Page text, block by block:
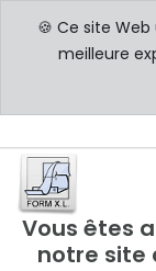
Vous êtes
notre site
🍪 Ce site
meilleure